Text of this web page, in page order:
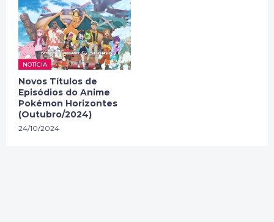
NOTÍCIA
Novos Títulos de
Episódios do Anime
Pokémon Horizontes
(Outubro/2024)
24/10/2024